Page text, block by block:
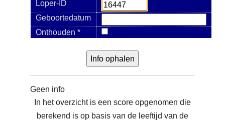
Loper-ID
Geboortedatum
Onthouden *
Geen info
In het overzicht is een score opgenomen die
berekend is op basis van de leeftijd van de